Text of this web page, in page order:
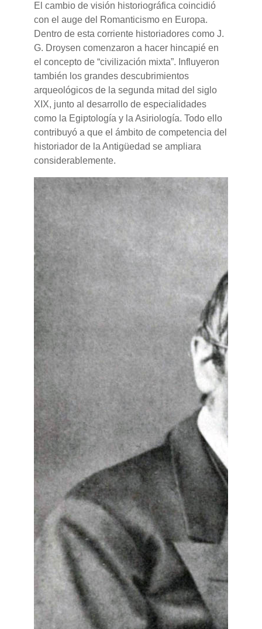
El cambio de visión historiográfica coincidió
con el auge del Romanticismo en Europa.
Dentro de esta corriente historiadores como J.
G. Droysen comenzaron a hacer hincapié en
el concepto de “civilización mixta”. Influyeron
también los grandes descubrimientos
arqueológicos de la segunda mitad del siglo
XIX, junto al desarrollo de especialidades
como la Egiptología y la Asiriología. Todo ello
contribuyó a que el ámbito de competencia del
historiador de la Antigüedad se ampliara
considerablemente.